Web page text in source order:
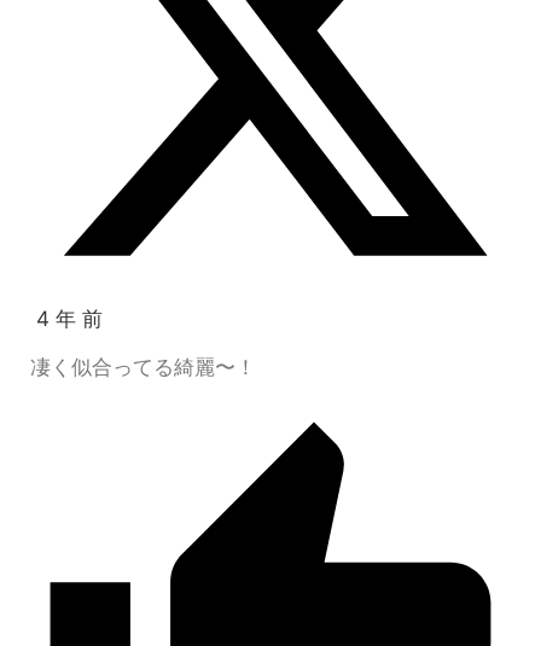
4 年 前
凄く似合ってる綺麗〜！